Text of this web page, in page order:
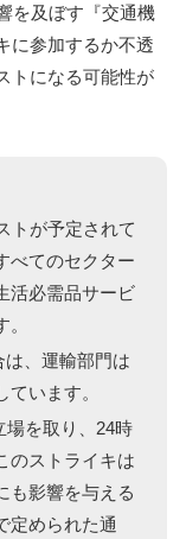
を及ぼす『交通機
に参加するか不透
トになる可能性が
トが予定されて
べてのセクター
活必需品サービ
、運輸部門は
います。
場を取り、24時
のストライキは
も影響を与える
定められた通